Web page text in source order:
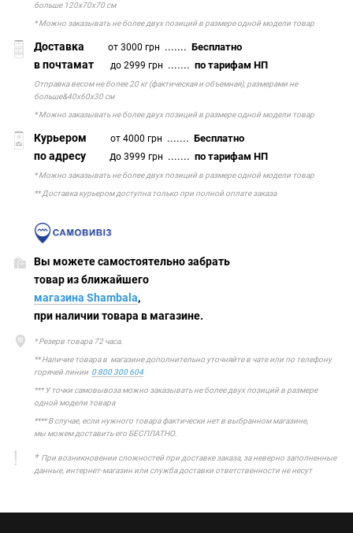
больше 120х70х70 см
* Можно заказывать не более двух позиций в размере одной модели товар
Доставка от 3000 грн .......Бесплатно
в почтамат до 2999 грн .......по тарифам НП
Отправка весом не более 20 кг (фактическая и объемная), размерами не
больше&40х60х30 см
* Можно заказывать не более двух позиций в размере одной модели товар
Курьером от 4000 грн .......Бесплатно
по адресу до 3999 грн .......по тарифам НП
* Можно заказывать не более двух позиций в размере одной модели товар
** Доставка курьером доступна только при полной оплате заказа
Вы можете самостоятельно забрать
товар из ближайшего
магазина Shambala,
при наличии товара в магазине.
* Резерв товара 72 часа.
** Наличие товара в магазине дополнительно уточняйте в чате или по телефону
горячей линии 0 800 300 604
*** У точки самовывоза можно заказывать не более двух позиций в размере
одной модели товара
**** В случае, если нужного товара фактически нет в выбранном магазине,
мы можем доставить его БЕСПЛАТНО.
*При возникновении сложностей при доставке заказа, за неверно заполненные
данные, интернет-магазин или служба доставки ответственности не несут